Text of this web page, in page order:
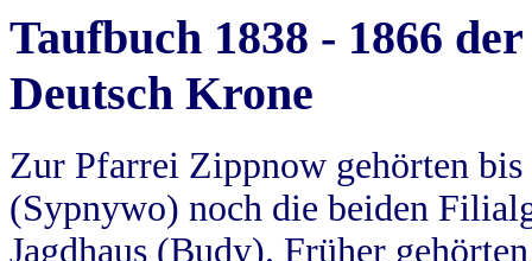
Taufbuch 1838 - 1866
Deutsch Krone
Zur Pfarrei Zippnow gehörten
(Sypnywo) noch die beiden
Jagdhaus (Budy). Früher